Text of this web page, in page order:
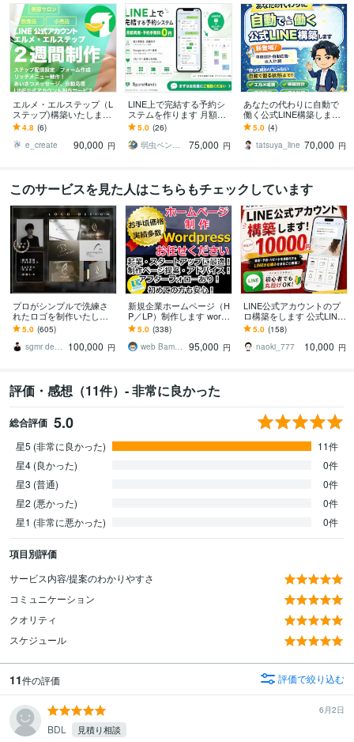
エルメ・エルステップ（L
ステップ)構築いたします
美容サロン、飲食店の集
客・自動化・成約率UPを
実現！
4.8 (6)
e_create
90,000 円
LINE上で完結する予約シ
ステムを作ります 月額費
用、予約時の手数料は一
切かかりません！
5.0 (26)
弱虫ペンギン
75,000 円
あなたの代わりに自動で
働く公式LINE構築します
エルメ連携・導線設計・
自動応答・流入計測
5.0 (4)
tatsuya_line 70,000 円
このサービスを見た人はこちらもチェックしています
プロがシンプルで洗練さ
れたロゴを制作いたしま
す 【プロ認定デザイナ
ー】【JAGDA正会員】
【評価 5.0】
5.0 (605)
sgmr design
100,000 円
新規企業ホームページ（H
P／LP）制作します wordp
ress制作！あたらしいホ
ームぺージが手に入りま
す
5.0 (338)
web Bamboo
95,000 円
LINE公式アカウントのプ
ロ構築をします 公式LINE
構築｜初回相談・運用導
線まで
5.0 (158)
naoki_777
10,000 円
評価・感想（11件）- 非常に良かった
総合評価 5.0
星5 (非常に良かった)
11件
星4 (良かった)
0件
星3 (普通)
0件
星2 (悪かった)
0件
星1 (非常に悪かった)
0件
項目別評価
サービス内容/提案のわかりやすさ
コミュニケーション
クオリティ
スケジュール
11件の評価 評価で絞り込む
6月2日
BDL 見積り相談